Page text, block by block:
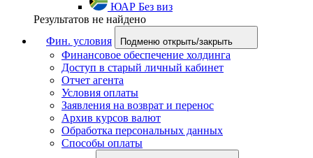
ЮАР Без виз
Результатов не найдено
Фин. условия
Подменю открыть/закрыть
Финансовое обеспечение холдинга
Доступ в старый личный кабинет
Отчет агента
Условия оплаты
Заявления на возврат и перенос
Архив курсов валют
Обработка персональных данных
Способы оплаты